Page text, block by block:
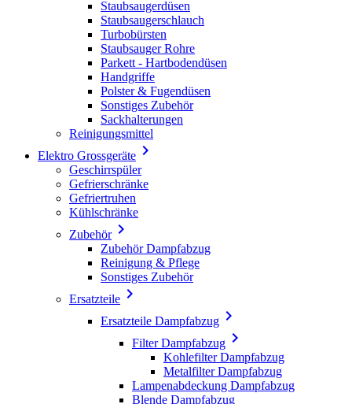
Staubsaugerdüsen
Staubsaugerschlauch
Turbobürsten
Staubsauger Rohre
Parkett - Hartbodendüsen
Handgriffe
Polster & Fugendüsen
Sonstiges Zubehör
Sackhalterungen
Reinigungsmittel
Elektro Grossgeräte 
Geschirrspüler
Gefrierschränke
Gefriertruhen
Kühlschränke
Zubehör
Zubehör Dampfabzug
Reinigung & Pflege
Sonstiges Zubehör
Ersatzteile 
Ersatzteile Dampfabzug 
Filter Dampfabzug 
Kohlefilter Dampfabzug
Metalfilter Dampfabzug
Lampenabdeckung Dampfabzug
Blende Dampfabzug